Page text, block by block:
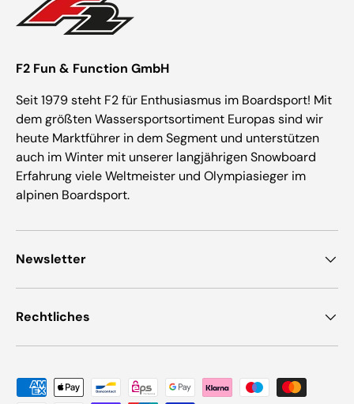
F2 Fun & Function GmbH
Seit 1979 steht F2 für Enthusiasmus im Boardsport! Mit
dem größten Wassersportsortiment Europas sind wir
heute Marktführer in dem Segment und unterstützen
auch im Winter mit unserer langjährigen Snowboard
Erfahrung viele Weltmeister und Olympiasieger im
alpinen Boardsport.
Newsletter
Rechtliches
Zahlungsmethoden